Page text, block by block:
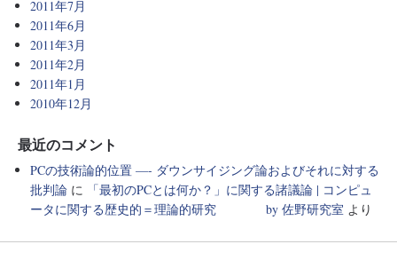
2011年7月
2011年6月
2011年3月
2011年2月
2011年1月
2010年12月
最近のコメント
PCの技術論的位置 —- ダウンサイジング論およびそれに対する
批判論 に
「最初のPCとは何か？」に関する諸議論 | コンピュ
ータに関する歴史的＝理論的研究 by 佐野研究室 より